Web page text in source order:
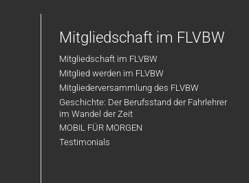
Mitgliedschaft im FLVBW
Mitgliedschaft im FLVBW
Mitglied werden im FLVBW
Mitgliederversammlung des FLVBW
Geschichte: Der Berufsstand der Fahrlehrer
im Wandel der Zeit
MOBIL FÜR MORGEN
Testimonials